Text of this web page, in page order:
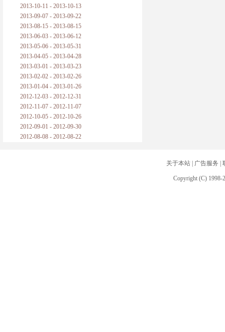
2013-10-11 - 2013-10-13
2013-09-07 - 2013-09-22
2013-08-15 - 2013-08-15
2013-06-03 - 2013-06-12
2013-05-06 - 2013-05-31
2013-04-05 - 2013-04-28
2013-03-01 - 2013-03-23
2013-02-02 - 2013-02-26
2013-01-04 - 2013-01-26
2012-12-03 - 2012-12-31
2012-11-07 - 2012-11-07
2012-10-05 - 2012-10-26
2012-09-01 - 2012-09-30
2012-08-08 - 2012-08-22
关于本站| 广告服务
Copyright (C) 1998-